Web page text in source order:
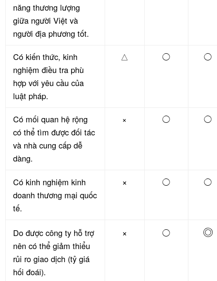
năng thương lượng
giữa người Việt và
người địa phương tốt.
Có kiến thức, kinh
nghiệm điều tra phù
hợp với yêu cầu của
luật pháp.
△ ◯ ◯
Có mối quan hệ rộng
có thể tìm được đối tác
và nhà cung cấp dễ
dàng.
× ◯ ◯
Có kinh nghiệm kinh
doanh thương mại quốc
tế.
× ◯ ◯
Do được công ty hỗ trợ
nên có thể giảm thiểu
rủi ro giao dịch (tỷ giá
hối đoái).
× ◯ ◎